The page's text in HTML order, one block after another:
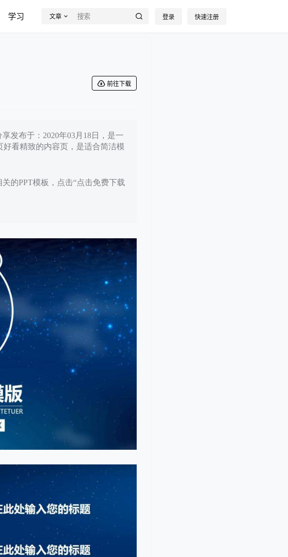
学习 文章 登录 快速注册
前往下载
发布于：2020年03月18日，是一
看精致的内容页，是适合简洁模
的PPT模板，点击“点击免费下载